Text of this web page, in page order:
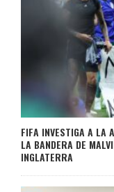
FIFA INVESTIGA A LA
LA BANDERA DE
INGLATERRA